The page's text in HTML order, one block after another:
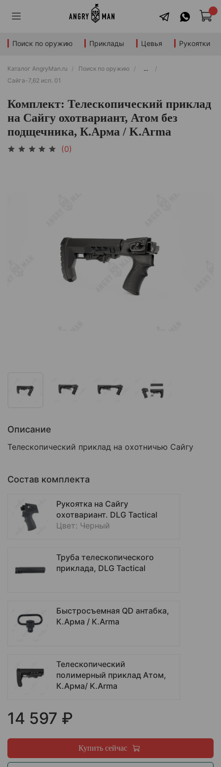
Поиск по оружию Приклады Цевья Рукоятки
Каталог AngryMan.ru Поиск по оружию
...
Сайга-7,62 исп. 01
Комплект: Телескопический приклад
на Сайгу охотвариант, Атом без
подщечника, К.Арма / K.Arma
(0)
Состав комплекта
Рукоятка на Сайгу
охотвариант. DLG Tactical
Цвет: Черный
Труба телескопического
приклада, DLG Tactical
Быстросъемная QD антабка,
К.Арма / K.Arma
Телескопический
полимерный приклад Атом,
К.Арма/ K.Arma
Описание
Телескопический приклад на охотничью Сайгу
14 597 ₽
Купить сейчас